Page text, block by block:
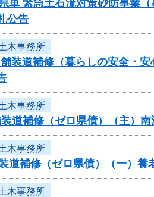
単 緊急土石流対策砂防事業
公告
木事務所
装道補修（暮らしの安全・
木事務所
道補修（ゼロ県債）（主）
木事務所
道補修（ゼロ県債）（一）
木事務所